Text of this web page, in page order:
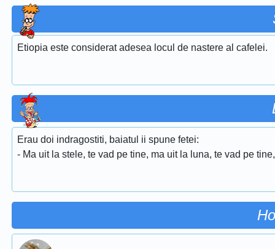
Etiopia este considerat adesea locul de nastere al cafelei.
Erau doi indragostiti, baiatul ii spune fetei:
- Ma uit la stele, te vad pe tine, ma uit la luna, te vad pe